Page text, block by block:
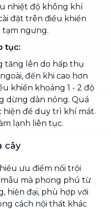
nhiệt độ không khí
đặt trên điều khiển
ngưng.
tục:
tăng lên do hấp thụ
đến khi cao hơn
khiển khoảng 1 - 2 độ
dừng dàn nóng. Quá
để duy trì khí mát.
lạnh liên tục.
cây
ưu điểm nổi trội
mà phong phú từ
hiện đại, phù hợp với
cách nội thất khác